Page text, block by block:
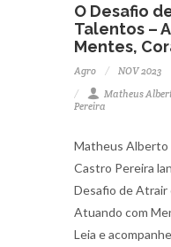
O Desafio
Talentos –
Mentes,
Agro
NOV 2023
Matheus
Pereira
Matheus Alberto
Castro Pereira
Desafio de Atrair
Atuando com
Leia e